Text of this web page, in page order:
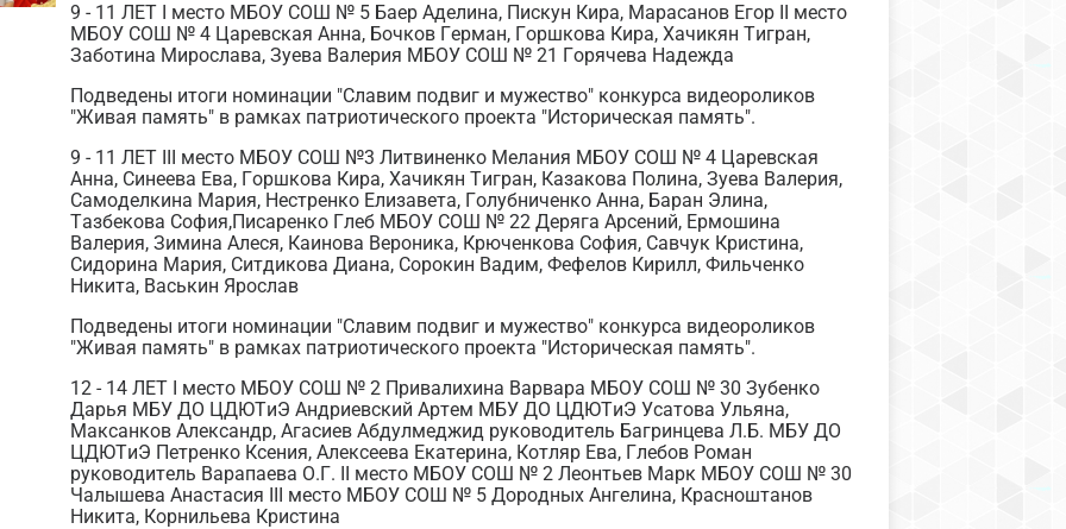
9 - 11 ЛЕТ I место МБОУ СОШ № 5 Баер Аделина, Пискун Кира, Марасанов Егор II место
МБОУ СОШ № 4 Царевская Анна, Бочков Герман, Горшкова Кира, Хачикян Тигран,
Заботина Мирослава, Зуева Валерия МБОУ СОШ № 21 Горячева Надежда
Подведены итоги номинации "Славим подвиг и мужество" конкурса видеороликов
"Живая память" в рамках патриотического проекта "Историческая память".
9 - 11 ЛЕТ III место МБОУ СОШ №3 Литвиненко Мелания МБОУ СОШ № 4 Царевская
Анна, Синеева Ева, Горшкова Кира, Хачикян Тигран, Казакова Полина, Зуева Валерия,
Самоделкина Мария, Нестренко Елизавета, Голубниченко Анна, Баран Элина,
Тазбекова София,Писаренко Глеб МБОУ СОШ № 22 Деряга Арсений, Ермошина
Валерия, Зимина Алеся, Каинова Вероника, Крюченкова София, Савчук Кристина,
Сидорина Мария, Ситдикова Диана, Сорокин Вадим, Фефелов Кирилл, Фильченко
Никита, Васькин Ярослав
Подведены итоги номинации "Славим подвиг и мужество" конкурса видеороликов
"Живая память" в рамках патриотического проекта "Историческая память".
12 - 14 ЛЕТ I место МБОУ СОШ № 2 Привалихина Варвара МБОУ СОШ № 30 Зубенко
Дарья МБУ ДО ЦДЮТиЭ Андриевский Артем МБУ ДО ЦДЮТиЭ Усатова Ульяна,
Максанков Александр, Агасиев Абдулмеджид руководитель Багринцева Л.Б. МБУ ДО
ЦДЮТиЭ Петренко Ксения, Алексеева Екатерина, Котляр Ева, Глебов Роман
руководитель Варапаева О.Г. II место МБОУ СОШ № 2 Леонтьев Марк МБОУ СОШ № 30
Чалышева Анастасия III место МБОУ СОШ № 5 Дородных Ангелина, Красноштанов
Никита, Корнильева Кристина